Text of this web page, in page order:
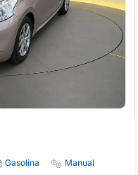
Gasolina
Manual